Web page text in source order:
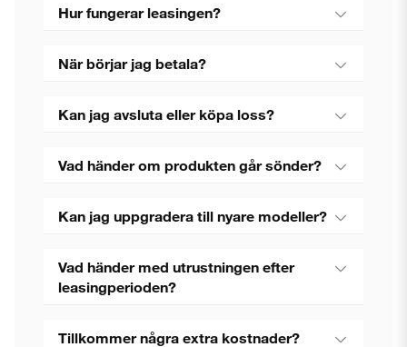
Hur fungerar leasingen?
När börjar jag betala?
Kan jag avsluta eller köpa loss?
Vad händer om produkten går sönder?
Kan jag uppgradera till nyare modeller?
Vad händer med utrustningen efter
leasingperioden?
Tillkommer några extra kostnader?